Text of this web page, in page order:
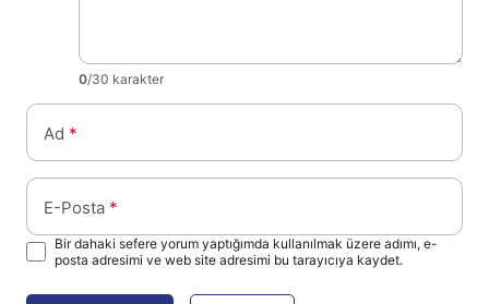
0/30 karakter
Ad *
E-Posta *
Bir dahaki sefere yorum yaptığımda kullanılmak üzere adımı, e-
posta adresimi ve web site adresimi bu tarayıcıya kaydet.